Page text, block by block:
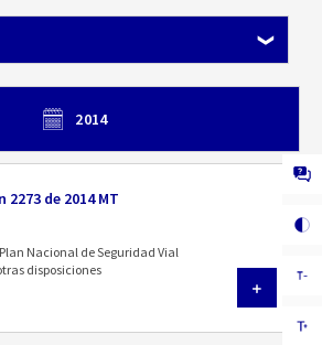
2014
2273 de 2014 MT
Nacional de Seguridad Vial
disposiciones